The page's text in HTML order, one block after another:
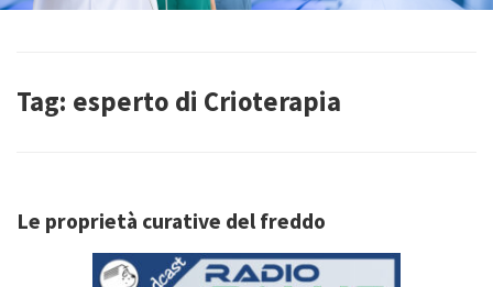
Tag: esperto di Crioterapia
Le proprietà curative del freddo